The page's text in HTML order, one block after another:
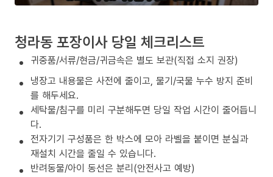
청라동 포장이사 당일 체크리스트
귀중품/서류/현금/귀금속은 별도 보관(직접 소지 권장)
냉장고 내용물은 사전에 줄이고, 물기/국물 누수 방지 준비
를 해두세요.
세탁물/침구를 미리 구분해두면 당일 작업 시간이 줄어듭니
다.
전자기기 구성품은 한 박스에 모아 라벨을 붙이면 분실과
재설치 시간을 줄일 수 있습니다.
반려동물/아이 동선은 분리(안전사고 예방)